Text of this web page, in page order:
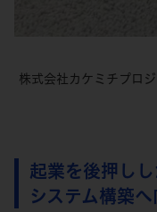
株式会社カケミチプロ
起業を後押し
システム構築